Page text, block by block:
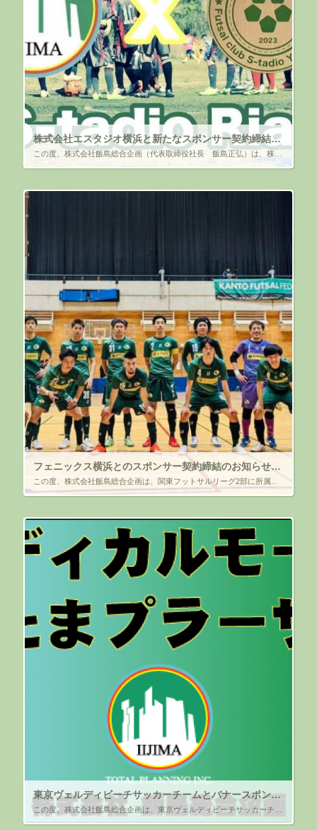
株式会社エスタジオ横浜と新たなスポンサー契約締結のお知らせ
フェニックス横浜とのスポンサー契約締結のお知らせ（2022年度）
東京ヴェルディビーチサッカーチームとバナースポンサー契約のお知らせ